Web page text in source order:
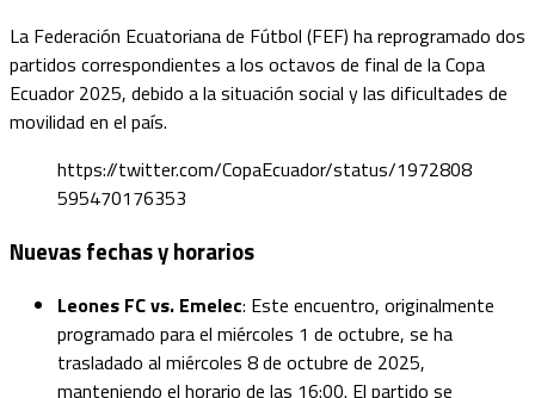
La Federación Ecuatoriana de Fútbol (FEF) ha reprogramado dos
partidos correspondientes a los octavos de final de la Copa
Ecuador 2025, debido a la situación social y las dificultades de
movilidad en el país.
https://twitter.com/CopaEcuador/status/1972808
595470176353
Nuevas fechas y horarios
Leones FC vs. Emelec: Este encuentro, originalmente
programado para el miércoles 1 de octubre, se ha
trasladado al miércoles 8 de octubre de 2025,
manteniendo el horario de las 16:00. El partido se